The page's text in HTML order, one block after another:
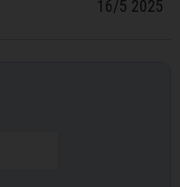
16/5 2025